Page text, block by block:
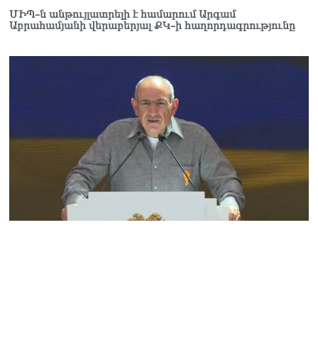
ՄԻՊ–ն անթույլատրելի է համարում Արգամ
Աբրահամյանի վերաբերյալ ՔԿ–ի հաղորդագրությունը